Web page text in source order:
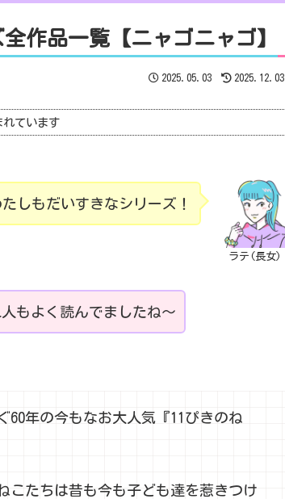
作品一覧【ニャゴニャゴ】
2025.05.03 2025.12.03
ています
ラテ(長女)
しもだいすきなシリーズ！
もよく読んでましたね～
年の今もなお大人気『11ぴきのね
こたちは昔も今も子ども達を惹きつけ